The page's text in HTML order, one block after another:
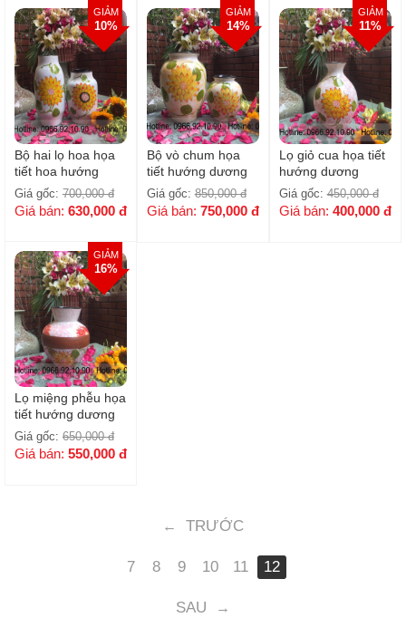
GIẢM
10%
Bộ hai lọ hoa họa
tiết hoa hướng
dương
Giá gốc: 700,000 đ
Giá bán: 630,000 đ
GIẢM
14%
Bộ vò chum họa
tiết hướng dương
H32- 21cm
Giá gốc:850,000 đ
Giá bán: 750,000 đ
GIẢM
11%
Lọ giỏ cua họa tiết
hướng dương
H30cm
Giá gốc:450,000 đ
Giá bán: 400,000 đ
GIẢM
16%
Lọ miệng phễu họa
tiết hướng dương
S1 /H31cmS1
/H31cm
Giá gốc: 650,000 đ
Giá bán: 550,000 đ
← TRƯỚC
7 8 9 10 11 12
SAU →